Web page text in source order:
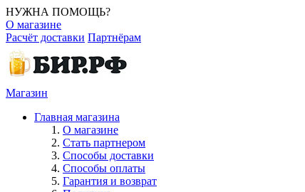
НУЖНА ПОМОЩЬ?
О магазине
Расчёт доставки Партнёрам
Магазин
Главная магазина
О магазине
Стать партнером
Способы доставки
Способы оплаты
Гарантия и возврат